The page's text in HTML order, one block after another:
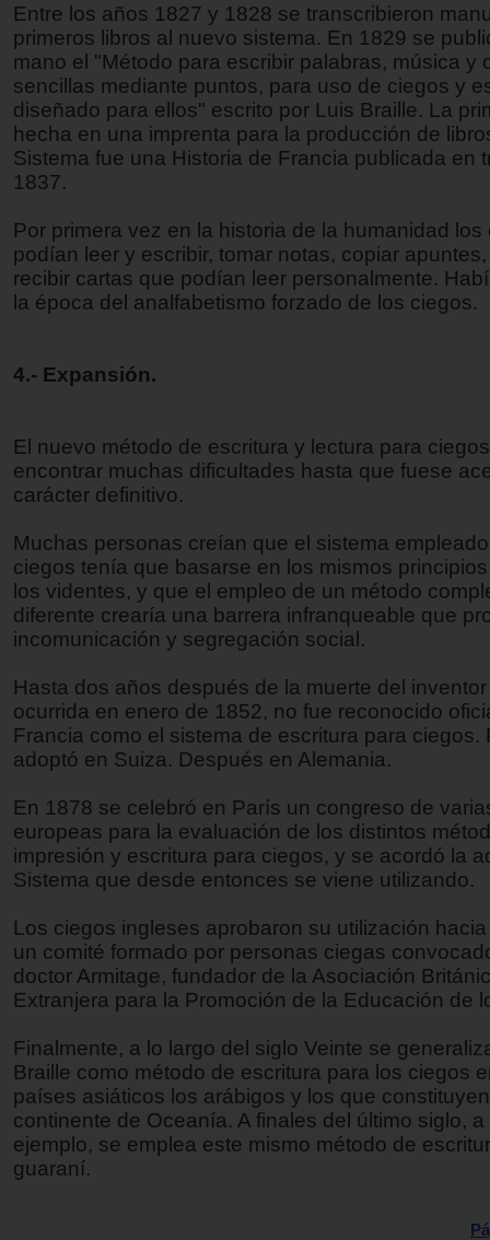
Entre los años 1827 y 1828 se transcribieron
primeros libros al nuevo sistema. En 1829 se
mano el "Método para escribir palabras, música y
sencillas mediante puntos, para uso de ciegos y
diseñado para ellos" escrito por Luis Braille. La
hecha en una imprenta para la producción de
Sistema fue una Historia de Francia publicada en
1837.
Por primera vez en la historia de la humanidad los
podían leer y escribir, tomar notas, copiar
recibir cartas que podían leer personalmente.
la época del analfabetismo forzado de los ciegos.
4.- Expansión.
El nuevo método de escritura y lectura para
encontrar muchas dificultades hasta que fuese
carácter definitivo.
Muchas personas creían que el sistema
ciegos tenía que basarse en los mismos
los videntes, y que el empleo de un método
diferente crearía una barrera infranqueable que
incomunicación y segregación social.
Hasta dos años después de la muerte del
ocurrida en enero de 1852, no fue reconocido
Francia como el sistema de escritura para ciegos.
adoptó en Suiza. Después en Alemania.
En 1878 se celebró en París un congreso de
europeas para la evaluación de los distintos
impresión y escritura para ciegos, y se acordó la
Sistema que desde entonces se viene utilizando.
Los ciegos ingleses aprobaron su utilización
un comité formado por personas ciegas
doctor Armitage, fundador de la Asociación
Extranjera para la Promoción de la Educación de
Finalmente, a lo largo del siglo Veinte se
Braille como método de escritura para los ciegos
países asiáticos los arábigos y los que
continente de Oceanía. A finales del último siglo,
ejemplo, se emplea este mismo método de
guaraní.